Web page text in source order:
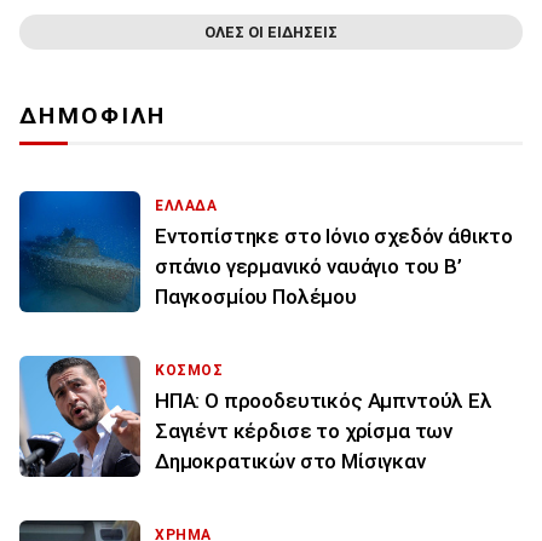
ΟΛΕΣ ΟΙ ΕΙΔΗΣΕΙΣ
ΔΗΜΟΦΙΛΗ
ΕΛΛΑΔΑ
Εντοπίστηκε στο Ιόνιο σχεδόν άθικτο
σπάνιο γερμανικό ναυάγιο του Β’
Παγκοσμίου Πολέμου
ΚΟΣΜΟΣ
ΗΠΑ: Ο προοδευτικός Αμπντούλ Ελ
Σαγιέντ κέρδισε το χρίσμα των
Δημοκρατικών στο Μίσιγκαν
ΧΡΗΜΑ